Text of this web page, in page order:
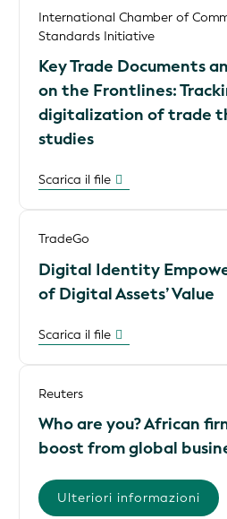
International Chamber of
Standards Initiative
Key Trade Documents
on the Frontlines:
digitalization of trade
studies
Scarica il file
TradeGo
Digital Identity
of Digital Assets’ Value
Scarica il file
Reuters
Who are you? African
boost from global
Ulteriori informazioni